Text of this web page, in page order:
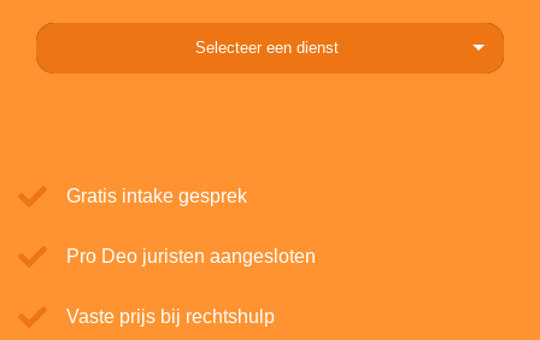
Selecteer een dienst
Gratis intake gesprek
Pro Deo juristen aangesloten
Vaste prijs bij rechtshulp